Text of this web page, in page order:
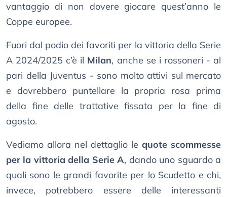
vantaggio di non dovere giocare quest’anno le
Coppe europee.
Fuori dal podio dei favoriti per la vittoria della Serie
A 2024/2025 c’è il Milan, anche se i rossoneri - al
pari della Juventus - sono molto attivi sul mercato
e dovrebbero puntellare la propria rosa prima
della fine delle trattative fissata per la fine di
agosto.
Vediamo allora nel dettaglio le quote scommesse
per la vittoria della Serie A, dando uno sguardo a
quali sono le grandi favorite per lo Scudetto e chi,
invece, potrebbero essere delle interessanti